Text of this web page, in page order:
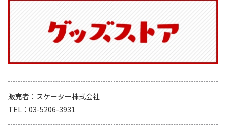
販売者
スケーター株式会社
TEL
03-5206-3931